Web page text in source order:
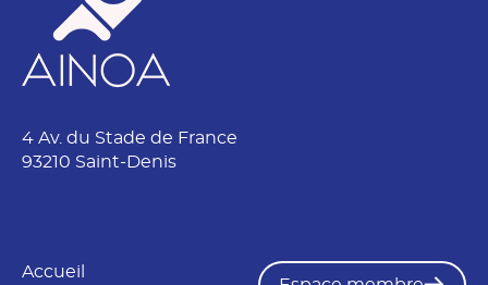
o
4 Av. du Stade de France
93210 Saint-Denis
Accueil